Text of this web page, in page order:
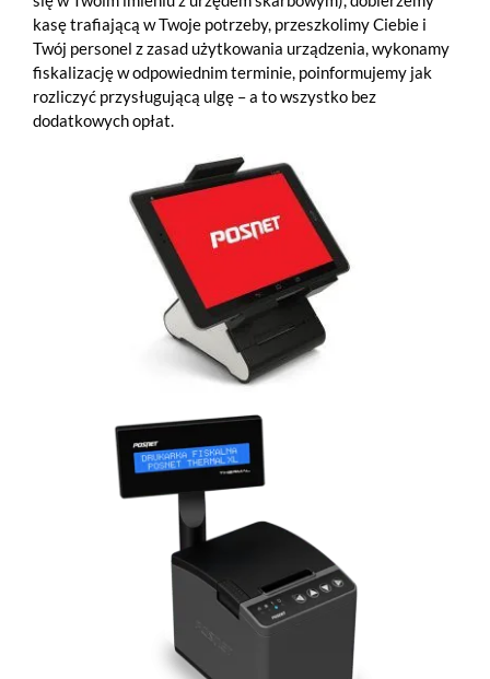
kasę trafiającą w Twoje potrzeby, przeszkolimy Ciebie i
Twój personel z zasad użytkowania urządzenia, wykonamy
fiskalizację w odpowiednim terminie, poinformujemy jak
rozliczyć przysługującą ulgę – a to wszystko bez
dodatkowych opłat.